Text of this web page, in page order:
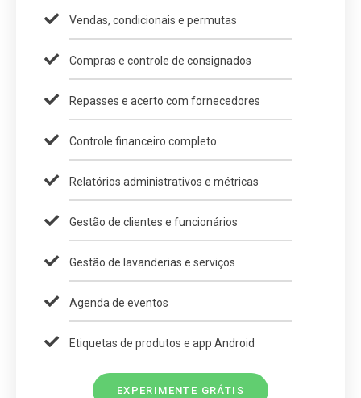
Vendas, condicionais e permutas
Compras e controle de consignados
Repasses e acerto com fornecedores
Controle financeiro completo
Relatórios administrativos e métricas
Gestão de clientes e funcionários
Gestão de lavanderias e serviços
Agenda de eventos
Etiquetas de produtos e app Android
EXPERIMENTE GRÁTIS